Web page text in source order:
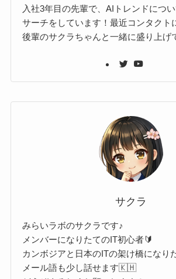
入社3年目の先輩で、AIトレンドにつ
サーチをしています！最近コンタク
後輩のサクラちゃんと一緒に盛り上げ
サクラ
みらいラボのサクラです♪
メンバーになりたてのIT初心者🔰
カンボジアと日本のITの架け橋になり
メール語も少し話せます🇰🇭